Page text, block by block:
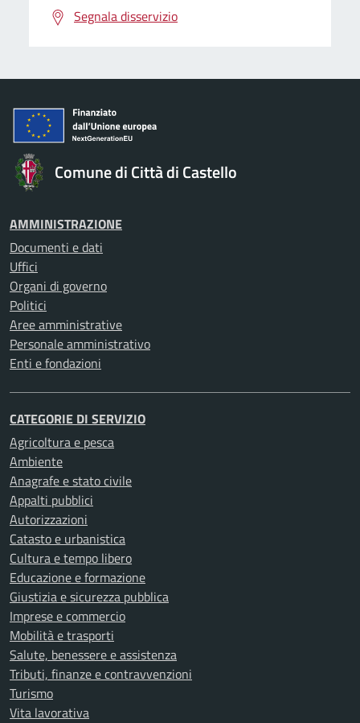
Segnala disservizio
Comune di Città di Castello
AMMINISTRAZIONE
Documenti e dati
Uffici
Organi di governo
Politici
Aree amministrative
Personale amministrativo
Enti e fondazioni
CATEGORIE DI SERVIZIO
Agricoltura e pesca
Ambiente
Anagrafe e stato civile
Appalti pubblici
Autorizzazioni
Catasto e urbanistica
Cultura e tempo libero
Educazione e formazione
Giustizia e sicurezza pubblica
Imprese e commercio
Mobilità e trasporti
Salute, benessere e assistenza
Tributi, finanze e contravvenzioni
Turismo
Vita lavorativa